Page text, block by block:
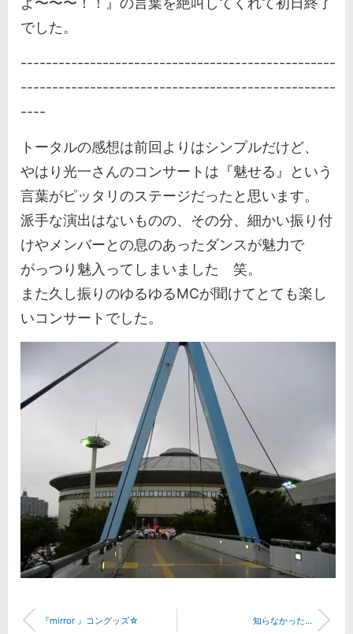
でした。
--------------------------------------------------
--------------------------------------------------
----
トータルの感想は前回よりはシンプルだけど、
やはり光一さんのコンサートは『魅せる』という
言葉がピッタリのステージだったと思います。
派手な演出はないものの、その分、細かい振り付
けやメンバーとの息のあったダンスが魅力で
がっつり魅入ってしまいました 笑。
また久し振りのゆるゆるMCが聞けてとても楽し
いコンサートでした。
『mirror 』コングッズ☆ 知らなかった...